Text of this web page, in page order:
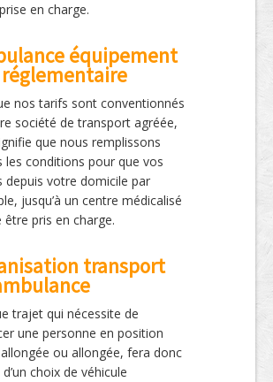
en charge.
équipement
réglementaire
nos tarifs sont conventionnés
société de transport agréée,
que nous remplissons
les conditions pour que vos
depuis votre domicile par
jusqu’à un centre médicalisé
être pris en charge.
transport
trajet qui nécessite de
une personne en position
ou allongée, fera donc
d’un choix de véhicule